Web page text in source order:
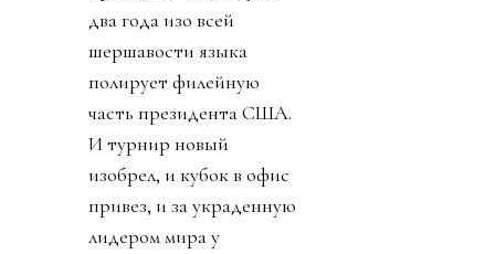
два года изо всей
шершавости языка
полирует филейную
часть президента США.
И турнир новый
изобрел, и кубок в офис
привез, и за украденную
лидером мира у